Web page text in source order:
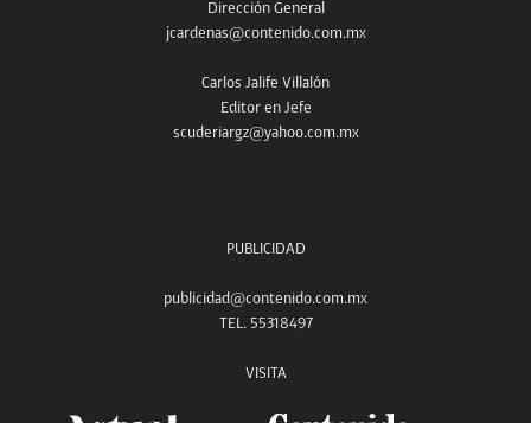
Dirección General
jcardenas@contenido.com.mx
Carlos Jalife Villalón
Editor en Jefe
scuderiargz@yahoo.com.mx
PUBLICIDAD
publicidad@contenido.com.mx
TEL. 55318497
VISITA